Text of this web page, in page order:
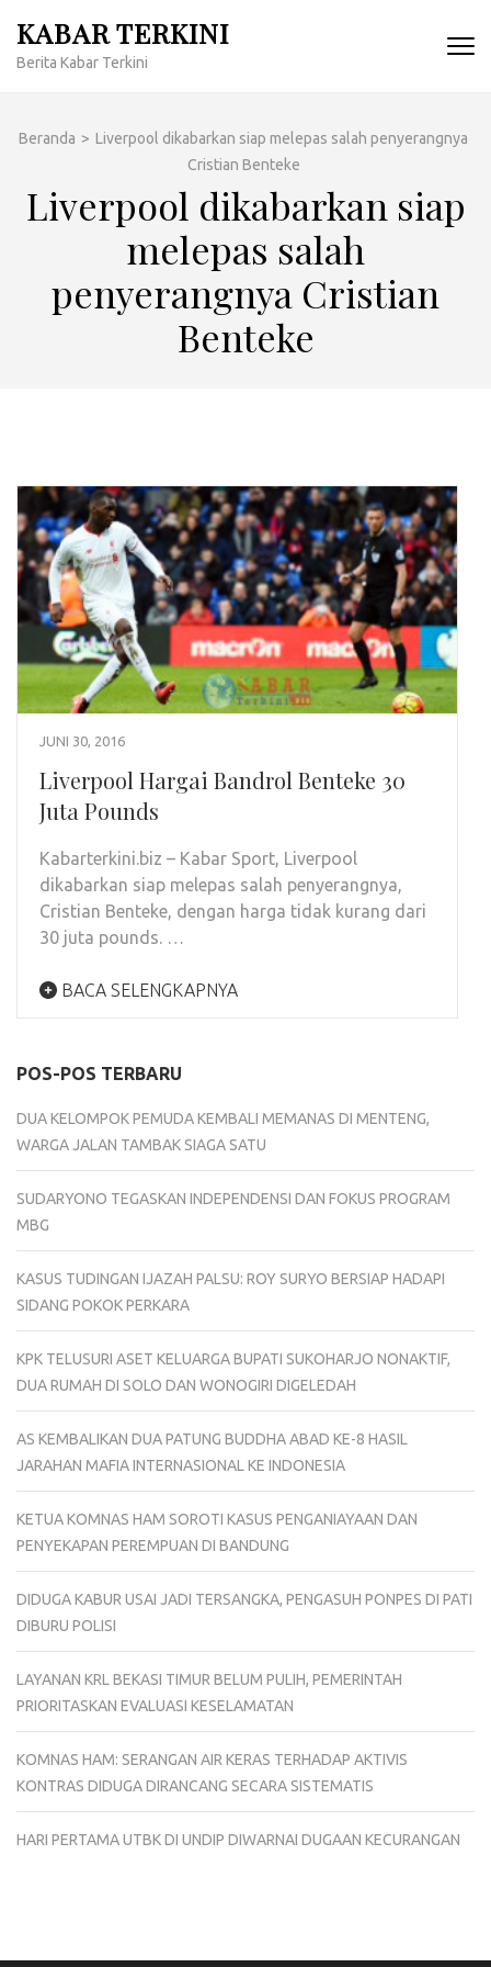
konten
KABAR TERKINI
Berita Kabar Terkini
Beranda > Liverpool dikabarkan siap melepas salah penyerangnya
Cristian Benteke
Liverpool dikabarkan siap
melepas salah
penyerangnya Cristian
Benteke
JUNI 30, 2016
Liverpool Hargai Bandrol Benteke 30
Juta Pounds
Kabarterkini.biz – Kabar Sport, Liverpool
dikabarkan siap melepas salah penyerangnya,
Cristian Benteke, dengan harga tidak kurang dari
30 juta pounds. …
BACA SELENGKAPNYA
POS-POS TERBARU
DUA KELOMPOK PEMUDA KEMBALI MEMANAS DI MENTENG,
WARGA JALAN TAMBAK SIAGA SATU
SUDARYONO TEGASKAN INDEPENDENSI DAN FOKUS PROGRAM
MBG
KASUS TUDINGAN IJAZAH PALSU: ROY SURYO BERSIAP HADAPI
SIDANG POKOK PERKARA
KPK TELUSURI ASET KELUARGA BUPATI SUKOHARJO NONAKTIF,
DUA RUMAH DI SOLO DAN WONOGIRI DIGELEDAH
AS KEMBALIKAN DUA PATUNG BUDDHA ABAD KE-8 HASIL
JARAHAN MAFIA INTERNASIONAL KE INDONESIA
KETUA KOMNAS HAM SOROTI KASUS PENGANIAYAAN DAN
PENYEKAPAN PEREMPUAN DI BANDUNG
DIDUGA KABUR USAI JADI TERSANGKA, PENGASUH PONPES DI PATI
DIBURU POLISI
LAYANAN KRL BEKASI TIMUR BELUM PULIH, PEMERINTAH
PRIORITASKAN EVALUASI KESELAMATAN
KOMNAS HAM: SERANGAN AIR KERAS TERHADAP AKTIVIS
KONTRAS DIDUGA DIRANCANG SECARA SISTEMATIS
HARI PERTAMA UTBK DI UNDIP DIWARNAI DUGAAN KECURANGAN